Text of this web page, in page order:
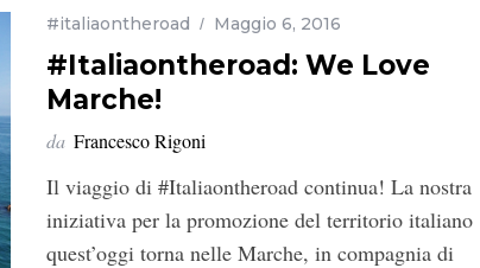
#italiaontheroad Maggio 6, 2016
#Italiaontheroad: We Love
Marche!
da Francesco Rigoni
Il viaggio di #Italiaontheroad continua! La nostra
iniziativa per la promozione del territorio italiano
quest’oggi torna nelle Marche, in compagnia di